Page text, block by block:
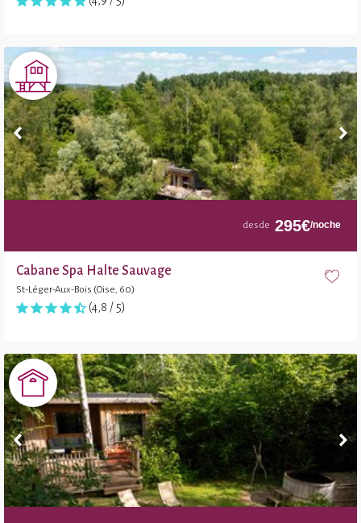
desde 295€/noche
Cabane Spa Halte Sauvage
St-Léger-Aux-Bois (Oise, 60)
(4,8 / 5)